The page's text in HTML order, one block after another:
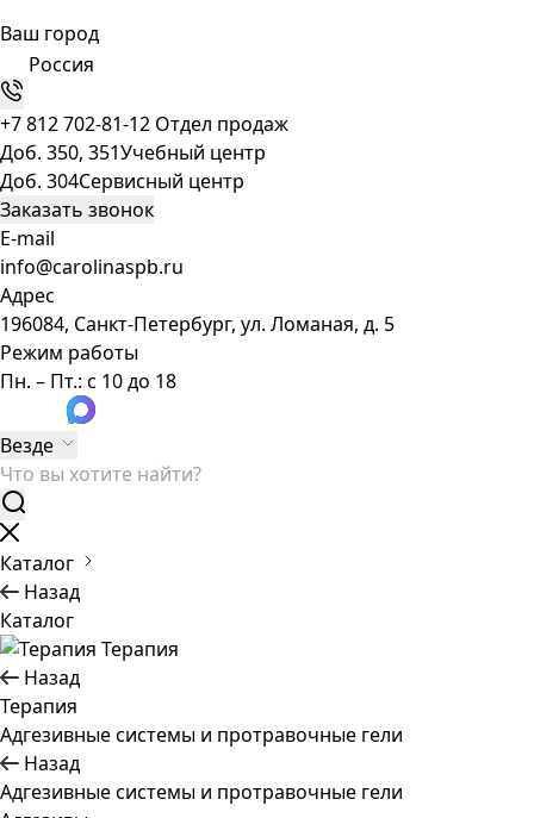
Ваш город
Россия
+7 812 702-81-12 Отдел продаж
Доб. 350, 351Учебный центр
Доб. 304Сервисный центр
Заказать звонок
E-mail
info@carolinaspb.ru
Адрес
196084, Санкт-Петербург, ул. Ломаная, д. 5
Режим работы
Пн. – Пт.: с 10 до 18
Везде
Каталог
Назад
Каталог
Терапия
Назад
Терапия
Адгезивные системы и протравочные гели
Назад
Адгезивные системы и протравочные гели